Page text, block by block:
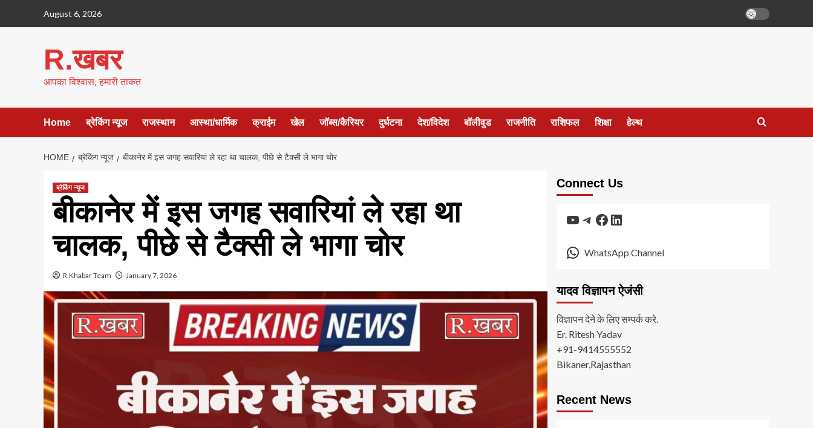
August 6, 2026
R.खबर
आपका विश्वास, हमारी ताकत
Home ब्रेकिंग न्यूज राजस्थान आस्था/धार्मिक क्राईम खेल जॉब्स/कैरियर दुर्घटना देश/विदेश बॉलीवुड राजनीति राशिफल शिक्षा हेल्थ
HOME ब्रेकिंग न्यूज बीकानेर में इस जगह सवारियां ले रहा था चालक, पीछे से टैक्सी ले भागा चोर
ब्रेकिंग न्यूज
बीकानेर में इस जगह सवारियां ले रहा था
चालक, पीछे से टैक्सी ले भागा चोर
R.Khabar Team January 7, 2026
Connect Us
YouTube
Telegram
Facebook
LinkedIn
WhatsApp Channel
यादव विज्ञापन ऐजंसी
विज्ञापन देने के लिए सम्पर्क करे.
Er. Ritesh Yadav
+91-9414555552
Bikaner,Rajasthan
Recent News